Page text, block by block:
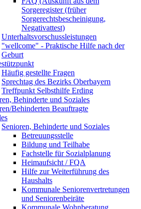
Sorgeregister (früher
Sorgerechtsbescheinigung,
Negativattest)
Unterhaltsvorschussleistungen
"wellcome" - Praktische Hilfe nach der
Geburt
Häufig gestellte Fragen
Sprechtag des Bezirks Oberbayern
Treffpunkt Selbsthilfe Erding
Behinderte und Soziales
Behinderten Beauftragte
Senioren, Behinderte und Soziales
Betreuungsstelle
Bildung und Teilhabe
Fachstelle für Sozialplanung
Heimaufsicht / FQA
Hilfe zur Weiterführung des
Haushalts
Kommunale Seniorenvertretungen
und Seniorenbeiräte
Kommunale Wohnberatung